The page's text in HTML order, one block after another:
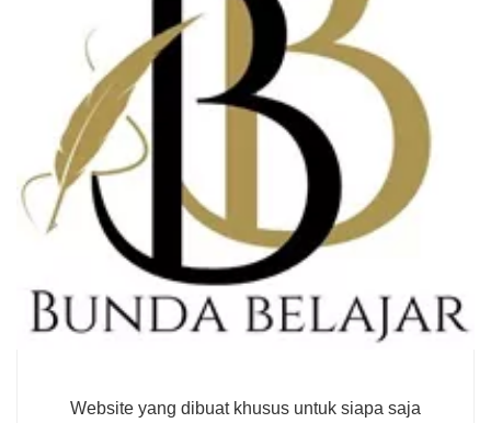
Website yang dibuat khusus untuk siapa saja